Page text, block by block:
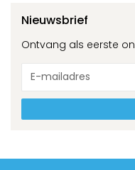
Nieuwsbrief
Ontvang als eerste